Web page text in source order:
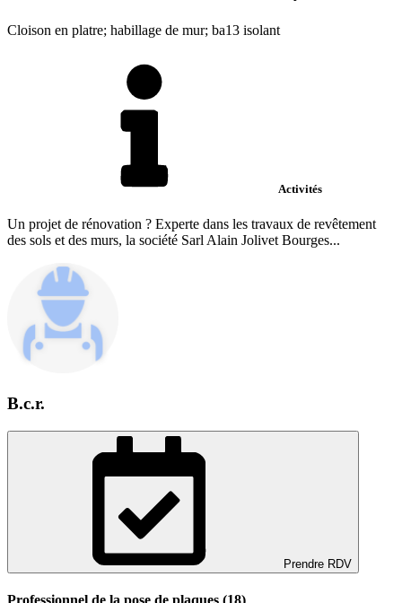
Cloison en platre; habillage de mur; ba13 isolant
Activités
Un projet de rénovation ? Experte dans les travaux de revêtement
des sols et des murs, la société Sarl Alain Jolivet Bourges...
B.c.r.
Prendre RDV
Professionnel de la pose de plaques (18)